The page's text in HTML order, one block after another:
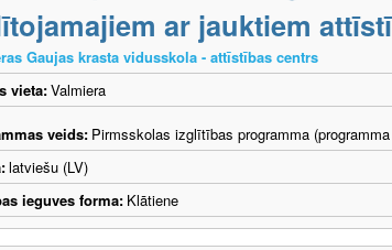
ar jauktiem
Gaujas krasta vidusskola - attīstības centrs
vieta:Valmiera
veids: Pirmsskolas izglītības programma
latviešu (LV)
ieguves forma: Klātiene